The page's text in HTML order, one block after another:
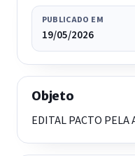
PUBLICADO EM
19/05/2026
Objeto
EDITAL PACTO